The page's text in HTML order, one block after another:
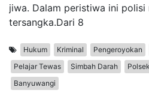
jiwa. Dalam peristiwa ini
tersangka.Dari 8
Hukum Kriminal Pengeroyokan
Pelajar Tewas
Simbah Darah
Banyuwangi